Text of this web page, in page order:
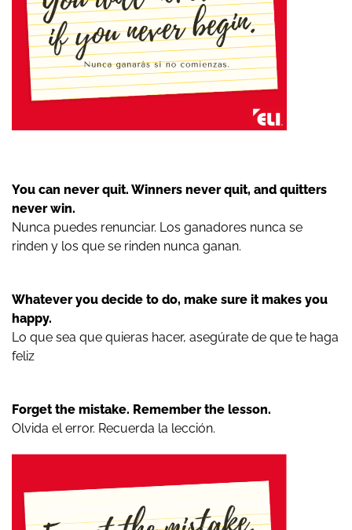
You can never quit. Winners never quit, and quitters
never win.
Nunca puedes renunciar. Los ganadores nunca se
rinden y los que se rinden nunca ganan.
Whatever you decide to do, make sure it makes you
happy.
Lo que sea que quieras hacer, asegúrate de que te haga
feliz
Forget the mistake. Remember the lesson.
Olvida el error. Recuerda la lección.